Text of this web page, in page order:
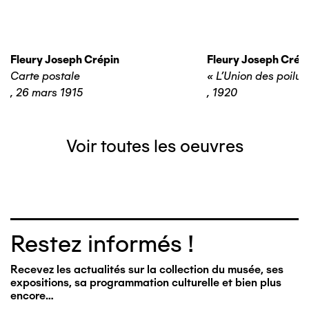
Fleury Joseph Crépin
Carte postale
, 26 mars 1915
Fleury Joseph
« L’Union des
, 1920
Voir toutes les oeuvres
Restez informés !
Recevez les actualités sur la collection du musée, ses
expositions, sa programmation culturelle et bien plus
encore…